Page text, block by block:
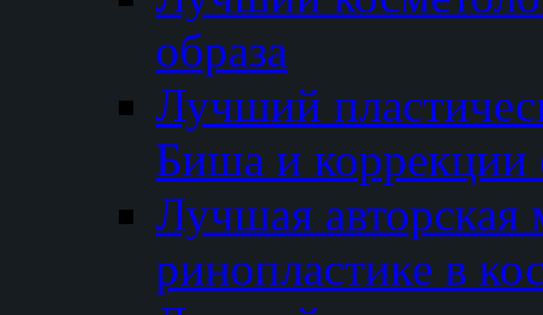
образа
Лучший
Биша и коррекции
Лучшая авторская
ринопластике в